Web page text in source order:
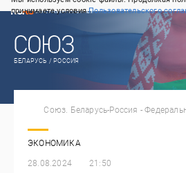
принимаете условияПользовательского
СВЕЖИЙ НОМЕР
БЕЛАРУСЬ / РОССИЯ
ЭКОНОМИКА
28.08.2024 21:50
Союз. Беларусь-Россия -